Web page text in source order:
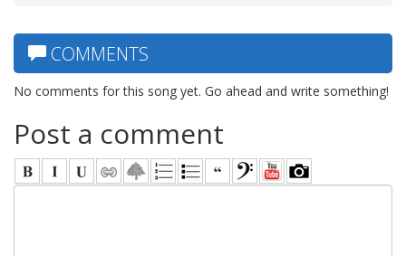
COMMENTS
No comments for this song yet. Go ahead and write something!
Post a comment